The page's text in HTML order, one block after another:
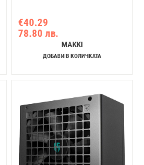
€40.29
78.80 лв.
MAKKI
ДОБАВИ В КОЛИЧКАТА